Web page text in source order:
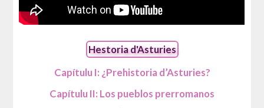
Hestoria d'Asturies
Capítulu I: ¿Prehistoria d’Asturies?
Capítulu II: Los pueblos prerromanos